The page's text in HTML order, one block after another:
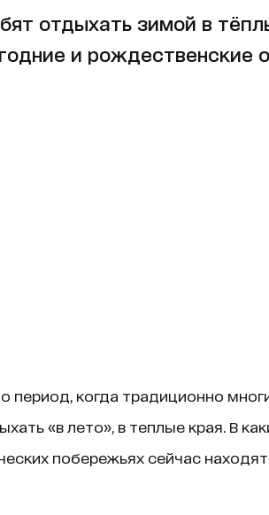
отдыхать зимой в
и рождественские
период, когда традиционно
«в лето», в теплые края. В
побережьях сейчас